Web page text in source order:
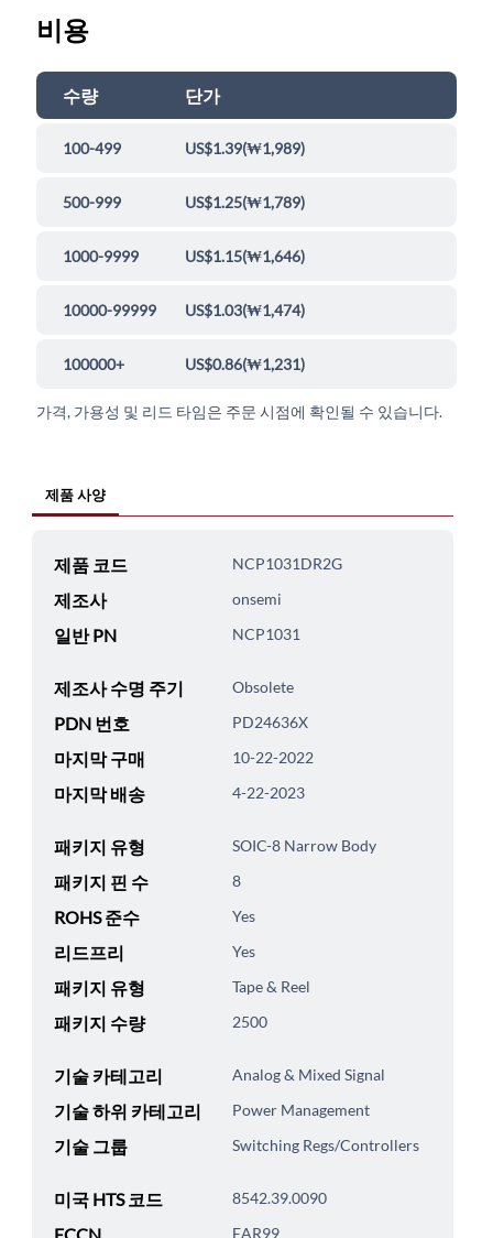
비용
수량 단가
100-499 US$1.39(₩1,989)
500-999 US$1.25(₩1,789)
1000-9999 US$1.15(₩1,646)
10000-99999 US$1.03(₩1,474)
100000+ US$0.86(₩1,231)
가격, 가용성 및 리드 타임은 주문 시점에 확인될 수 있습니다.
제품 사양
제품 코드 NCP1031DR2G
제조사 onsemi
일반 PN NCP1031
제조사 수명 주기 Obsolete
PDN 번호 PD24636X
마지막 구매 10-22-2022
마지막 배송 4-22-2023
패키지 유형 SOIC-8 Narrow Body
패키지 핀 수 8
ROHS 준수 Yes
리드프리 Yes
패키지 유형 Tape & Reel
패키지 수량 2500
기술 카테고리 Analog & Mixed Signal
기술 하위 카테고리 Power Management
기술 그룹 Switching Regs/Controllers
미국 HTS 코드 8542.39.0090
EAR99